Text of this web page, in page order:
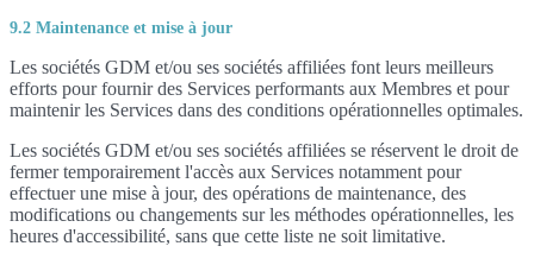
9.2 Maintenance et mise à jour
Les sociétés GDM et/ou ses sociétés affiliées font leurs meilleurs
efforts pour fournir des Services performants aux Membres et pour
maintenir les Services dans des conditions opérationnelles optimales.
Les sociétés GDM et/ou ses sociétés affiliées se réservent le droit de
fermer temporairement l'accès aux Services notamment pour
effectuer une mise à jour, des opérations de maintenance, des
modifications ou changements sur les méthodes opérationnelles, les
heures d'accessibilité, sans que cette liste ne soit limitative.